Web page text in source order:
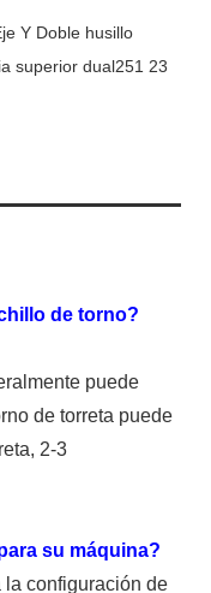
de torno?
puede
de torreta puede
2-3
su máquina?
configuración de